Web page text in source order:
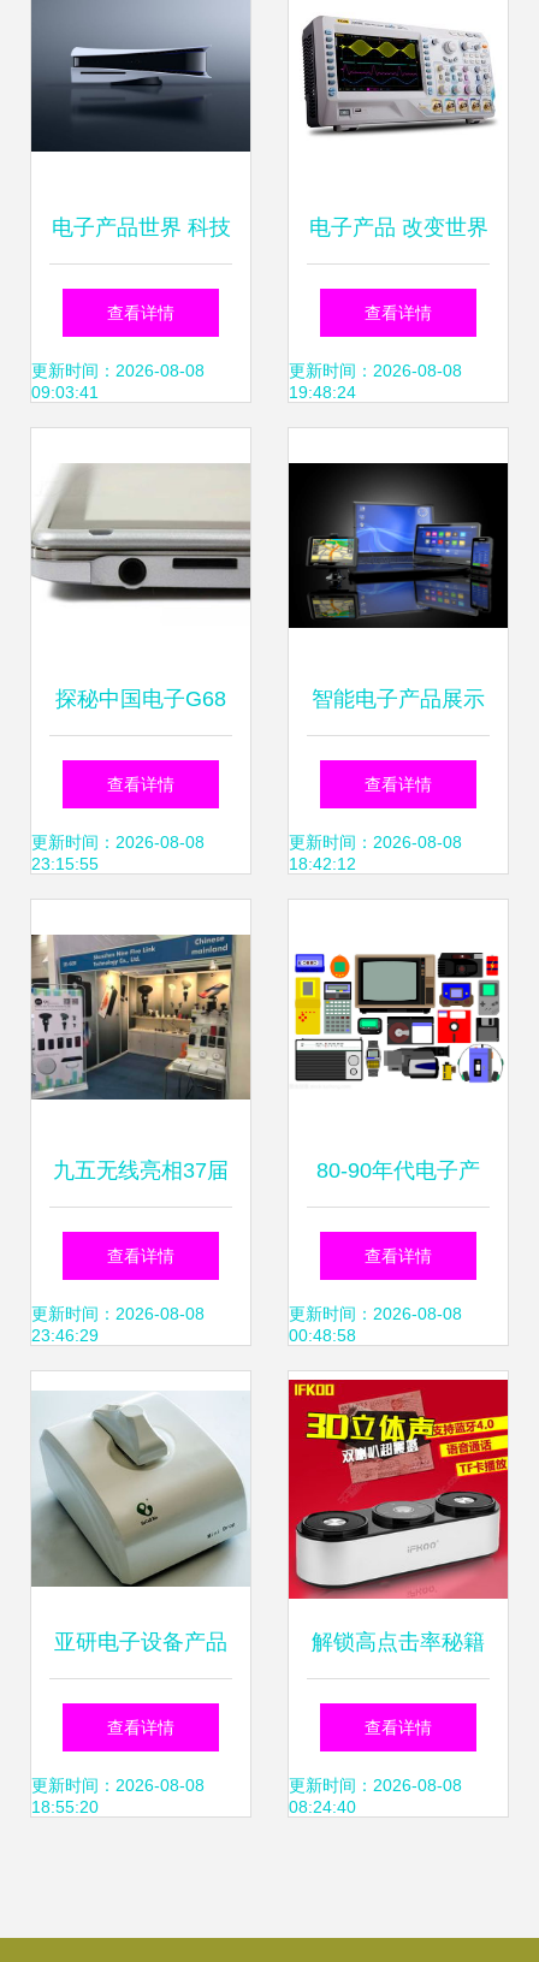
电子产品世界 科技
如何重塑我们的日
常生活
查看详情
更新时间：2026-08-08
09:03:41
电子产品 改变世界
的创新与未来趋势
查看详情
更新时间：2026-08-08
19:48:24
探秘中国电子G68
高清产品图赏与技
术解析
查看详情
更新时间：2026-08-08
23:15:55
智能电子产品展示
从高清素材到营销
升级的视觉之道
查看详情
更新时间：2026-08-08
18:42:12
九五无线亮相37届
香港秋季电子产品
展，最新iPhone X
充电产品成焦点
查看详情
更新时间：2026-08-08
23:46:29
80-90年代电子产
品的黄金时代 插图
背后的技术与文化
查看详情
更新时间：2026-08-08
00:48:58
亚研电子设备产品
加盟前景分析 从产
品力到店铺运营的
查看详情
更新时间：2026-08-08
18:55:20
解锁高点击率秘籍
淘宝3C数码主图设
计实操指南
查看详情
更新时间：2026-08-08
08:24:40